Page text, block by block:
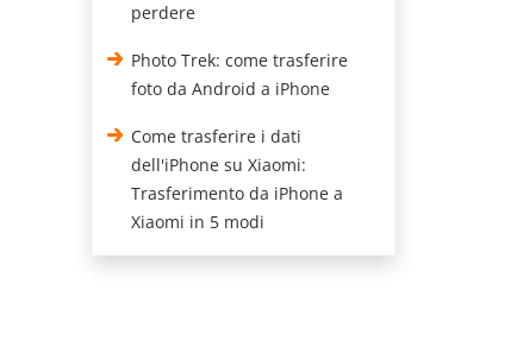
perdere
Photo Trek: come trasferire
foto da Android a iPhone
Come trasferire i dati
dell'iPhone su Xiaomi:
Trasferimento da iPhone a
Xiaomi in 5 modi